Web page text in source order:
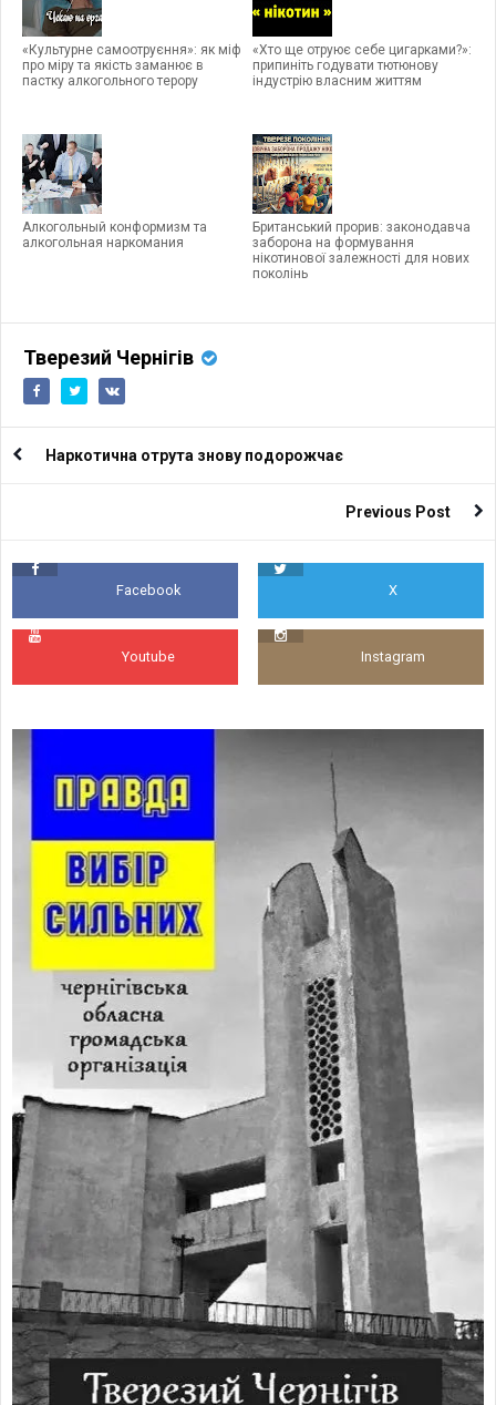
«Культурне самоотруєння»: як міф
про міру та якість заманює в
пастку алкогольного терору
«Хто ще отруює себе цигарками?»:
припиніть годувати тютюнову
індустрію власним життям
Алкогольный конформизм та
алкогольная наркомания
Британський прорив: законодавча
заборона на формування
нікотинової залежності для нових
поколінь
Тверезий Чернігів
Наркотична отрута знову подорожчає
Previous Post
Facebook X
Youtube Instagram